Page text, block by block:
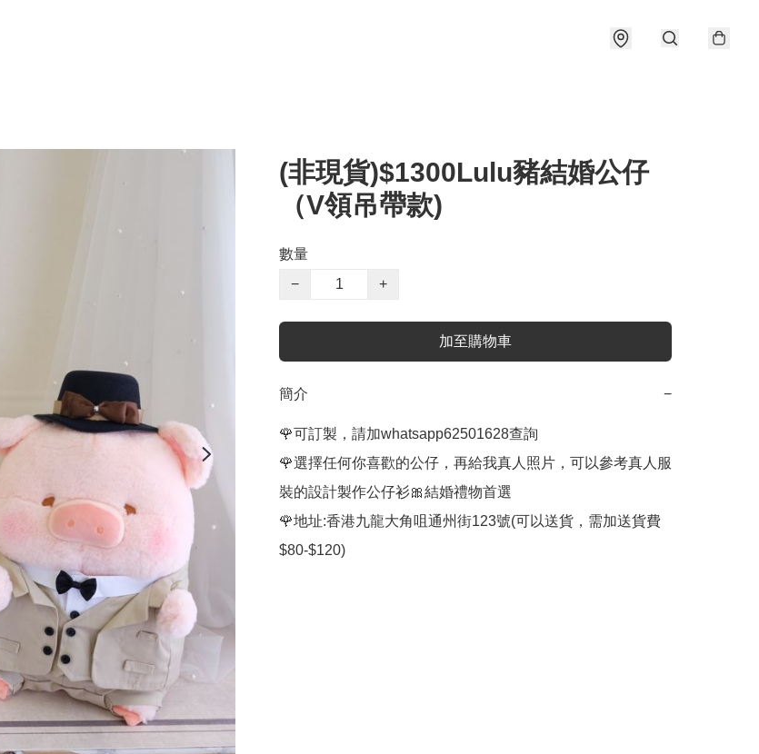
(非現貨)$1300Lulu豬結婚公仔
（V領吊帶款)
數量
−
+
加至購物車
簡介 −
🌹可訂製，請加whatsapp62501628查詢
🌹選擇任何你喜歡的公仔，再給我真人照片，可以參考真人服
裝的設計製作公仔衫🎀結婚禮物首選
🌹地址:香港九龍大角咀通州街123號(可以送貨，需加送貨費